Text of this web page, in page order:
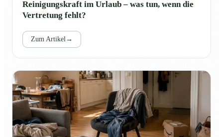
Reinigungskraft im Urlaub – was tun, wenn die
Vertretung fehlt?
Zum Artikel →